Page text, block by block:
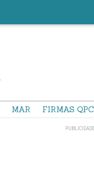
MAR FIRMAS QPC